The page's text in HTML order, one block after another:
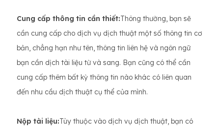
Cung cấp thông tin cần thiết:Thông thường, bạn sẽ
cần cung cấp cho dịch vụ dịch thuật một số thông tin cơ
bản, chẳng hạn như tên, thông tin liên hệ và ngôn ngữ
bạn cần dịch tài liệu từ và sang. Bạn cũng có thể cần
cung cấp thêm bất kỳ thông tin nào khác có liên quan
đến nhu cầu dịch thuật cụ thể của mình.
Nộp tài liệu:Tùy thuộc vào dịch vụ dịch thuật, bạn có